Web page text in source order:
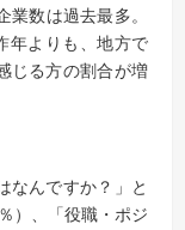
数は過去最多。
年よりも、地方で
じる方の割合が増
なんですか？」と
）、「役職・ポジ